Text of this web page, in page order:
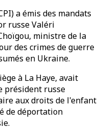
a émis des mandats
russe Valéri
ministre de la
des crimes de guerre
en Ukraine.
à La Haye, avait
président russe
aux droits de l'enfant
de déportation